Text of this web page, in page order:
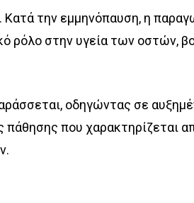
την εμμηνόπαυση, η
ρόλο στην υγεία των οστών,
οδηγώντας σε
που χαρακτηρίζεται